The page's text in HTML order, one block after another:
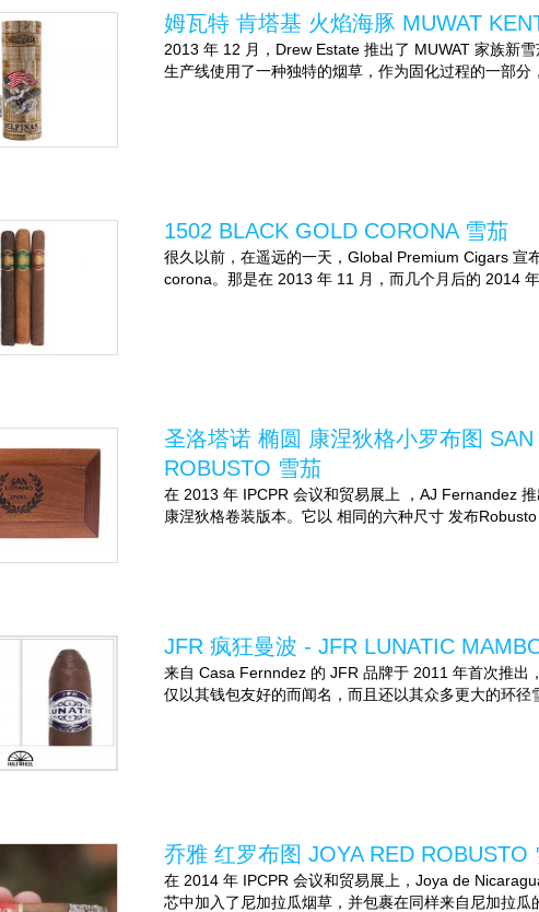
姆瓦特 肯塔基 火焰海豚 MUWAT
2013 年 12 月，Drew Estate 推出了 MUWAT 家族新
生产线使用了一种独特的烟草，作为固化过程的一部分
1502 BLACK GOLD CORONA 雪茄
很久以前，在遥远的一天，Global Premium Cigars 宣
corona。那是在 2013 年 11 月，而几个月后的 2014
圣洛塔诺 椭圆 康涅狄格小罗布图
ROBUSTO 雪茄
在 2013 年 IPCPR 会议和贸易展上 ，AJ Fernandez
康涅狄格卷装版本。它以 相同的六种尺寸 发布
JFR 疯狂曼波 - JFR LUNATIC
来自 Casa Fernndez 的 JFR 品牌于 2011 年首次推出
仅以其钱包友好的而闻名，而且还以其众多更大的环径
乔雅 红罗布图 JOYA RED ROBUSTO
在 2014 年 IPCPR 会议和贸易展上，Joya de
芯中加入了尼加拉瓜烟草，并包裹在同样来自尼加拉瓜